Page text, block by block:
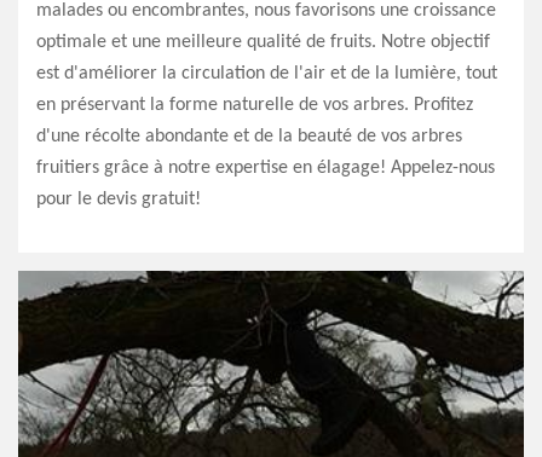
malades ou encombrantes, nous favorisons une croissance
optimale et une meilleure qualité de fruits. Notre objectif
est d'améliorer la circulation de l'air et de la lumière, tout
en préservant la forme naturelle de vos arbres. Profitez
d'une récolte abondante et de la beauté de vos arbres
fruitiers grâce à notre expertise en élagage! Appelez-nous
pour le devis gratuit!